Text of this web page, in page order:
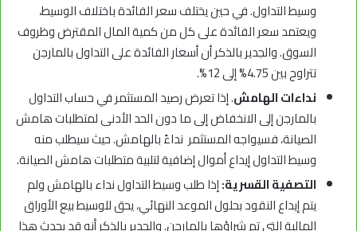
وسيط التداول. في حين يختلف سعر الفائدة باختلاف الوسيط،
ويعتمد سعر الفائدة على كل من كمية المال المقترض وظروف
السوق. والجدير بالذكر أن أسعار الفائدة على التداول بالمارجن
تتراوح بين 4.75% إلى 12%.
نداءات الهامش. إذا تعرض رصيد المستثمر في حساب التداول
بالمارجن إلى الانخفاض إلى ما دون الحد الأدنى لمتطلبات هامش
الصيانة، فسيواجه المستثمر نداءً بالهامش. حيث سيطلب منه
وسيط التداول إيداع أموال إضافية لتلبية متطلبات هامش الصيانة.
التصفية القسرية:إذا طلب وسيط التداول نداء بالهامش ولم
يتم إيداع النقود بحلول الموعد النهائي، يحق للوسيط بيع الأوراق
المالية التي تم شراؤها بالمارجن. والجدير بالذكر أنه قد يحدث هذا